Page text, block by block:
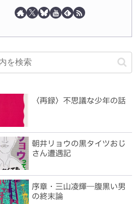
〈再録〉不思議な少年の話
朝井リョウの黒タイツおじ
さん遭遇記
序章・三山凌輝―腹黒い男
の終末論